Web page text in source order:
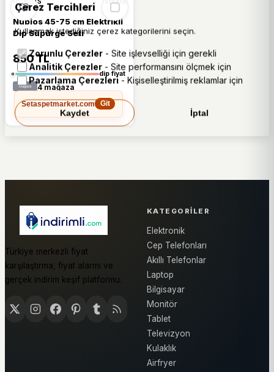
Nubios 45-75 cm Elektrikli
Dip Süpürge Seti
850 TL
dip fiyat
4 mağaza
Setaspetmarket.com
Git
Türkiye merkezli fiyat
karşılaştırma, fiyat alarmı ve
gerçek indirim keşif platformu.
KATEGORILER
Elektronik
Cep Telefonları
Akıllı Telefonlar
Laptop
Bilgisayar
Monitör
Tablet
Televizyon
Kulaklık
Airfryer
Çerez Tercihleri
Kullanmak istediğiniz çerez kategorilerini seçin.
Zorunlu Çerezler - Site işlevselliği için gerekli
Analitik Çerezler - Site performansını ölçmek için
Pazarlama Çerezleri - Kişiselleştirilmiş reklamlar için
Kaydet İptal